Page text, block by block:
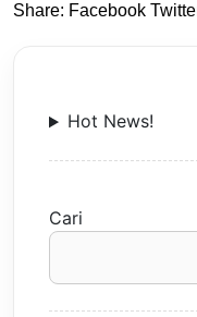
Share: Facebook
Hot News!
Cari